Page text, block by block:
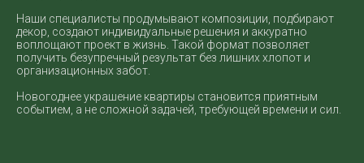
Наши специалисты продумывают композиции, подбирают
декор, создают индивидуальные решения и аккуратно
воплощают проект в жизнь. Такой формат позволяет
получить безупречный результат без лишних хлопот и
организационных забот.
Новогоднее украшение квартиры становится приятным
событием, а не сложной задачей, требующей времени и сил.